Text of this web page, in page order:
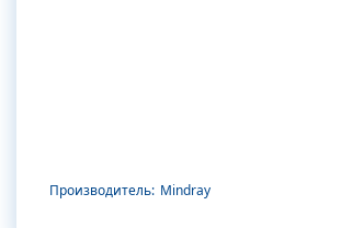
Производитель: Mindray